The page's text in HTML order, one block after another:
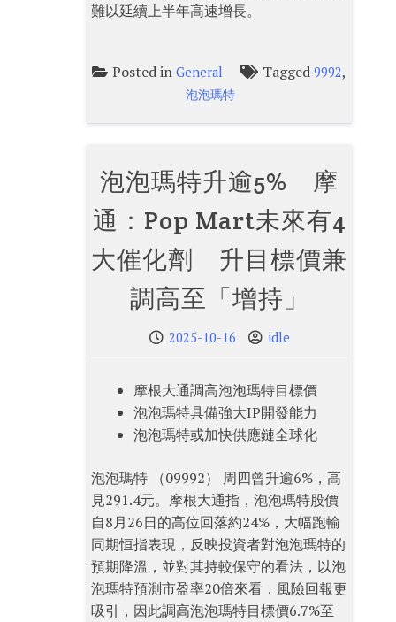
難以延續上半年高速增長。
Posted inGeneral Tagged9992,
泡泡瑪特
泡泡瑪特升逾5% 摩
通：Pop Mart未來有4
大催化劑 升目標價兼
調高至「增持」
2025-10-16 idle
摩根大通調高泡泡瑪特目標價
泡泡瑪特具備強大IP開發能力
泡泡瑪特或加快供應鏈全球化
泡泡瑪特 （09992） 周四曾升逾6%，高
見291.4元。摩根大通指，泡泡瑪特股價
自8月26日的高位回落約24%，大幅跑輸
同期恒指表現，反映投資者對泡泡瑪特的
預期降溫，並對其持較保守的看法，以泡
泡瑪特預測市盈率20倍來看，風險回報更
吸引，因此調高泡泡瑪特目標價6.7%至